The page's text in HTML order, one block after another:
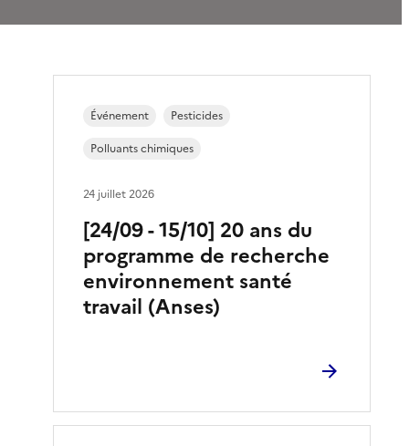
[24/09 - 15/10] 20 ans du
programme de recherche
environnement santé
travail (Anses)
Événement
Pesticides
Polluants chimiques
24 juillet 2026